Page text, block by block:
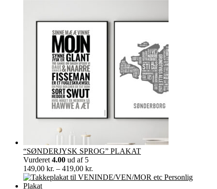
499,00 kr.
“SØNDERJYSK SPROG” PLAKAT
Vurderet 4.00 ud af 5
149,00 kr. – 419,00 kr.
149,00 kr.